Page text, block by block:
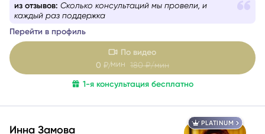
обрести истинный путь и найти ответы на важные
вопросы.
каждый раз поддержка
Перейти в профиль
По видео
0 ₽/мин180 ₽/мин